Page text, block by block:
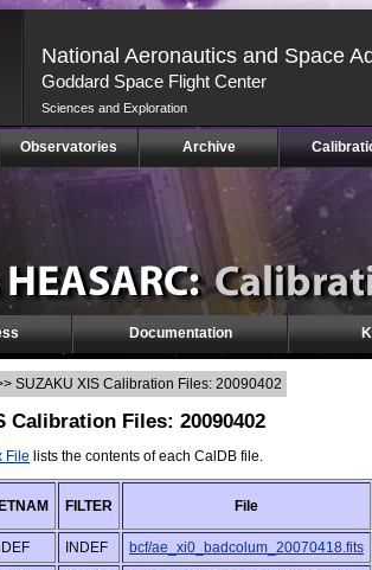
National Aeronautics and Space
Goddard Space Flight Center
Sciences and Exploration
Observatories Archive
Documentation
SUZAKU XIS Calibration Files: 20090402
Calibration Files: 20090402
File lists the contents of each CalDB file.
FILTER File
INDEF
bcf/ae_xi0_badcolum_20070418.fits